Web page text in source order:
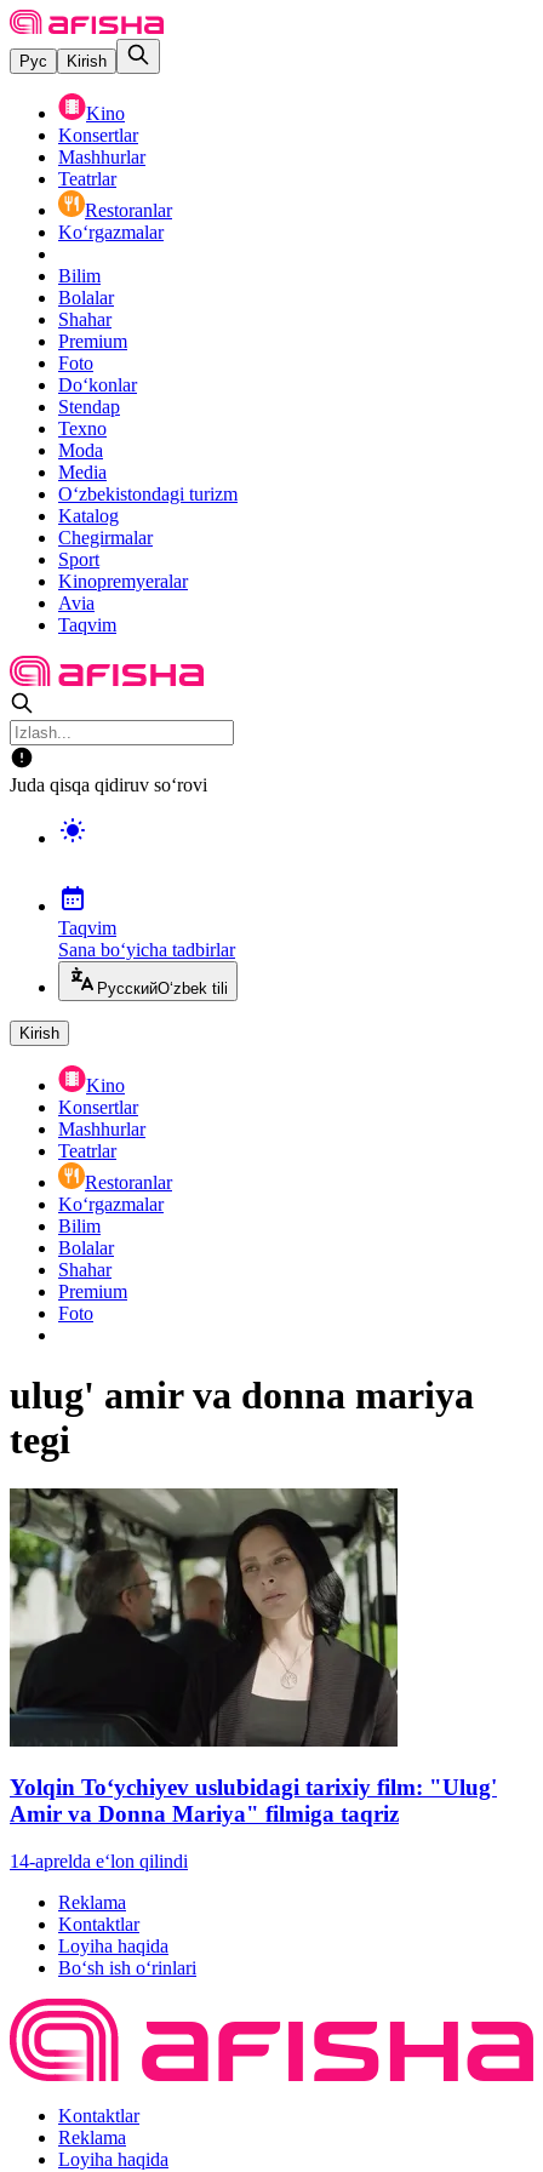
Рус Kirish
Kino
Konsertlar
Mashhurlar
Teatrlar
Restoranlar
Ko‘rgazmalar
Bilim
Bolalar
Shahar
Premium
Foto
Do‘konlar
Stendap
Texno
Moda
Media
O‘zbekistondagi turizm
Katalog
Chegirmalar
Sport
Kinopremyeralar
Avia
Taqvim
Juda qisqa qidiruv so‘rovi
Taqvim
Sana bo‘yicha tadbirlar
РусскийO‘zbek tili
Kirish
Kino
Konsertlar
Mashhurlar
Teatrlar
Restoranlar
Ko‘rgazmalar
Bilim
Bolalar
Shahar
Premium
Foto
ulug' amir va donna mariya
tegi
Yolqin Toʻychiyev uslubidagi tarixiy film: "Ulug'
Amir va Donna Mariya" filmiga taqriz
14-aprelda e‘lon qilindi
Reklama
Kontaktlar
Loyiha haqida
Bo‘sh ish o‘rinlari
Kontaktlar
Reklama
Loyiha haqida